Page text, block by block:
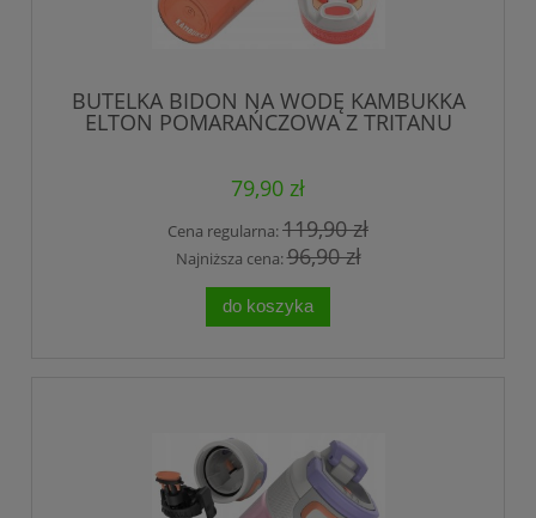
BUTELKA BIDON NA WODĘ KAMBUKKA
ELTON POMARAŃCZOWA Z TRITANU
79,90 zł
Cena regularna:119,90 zł
Najniższa cena:96,90 zł
do koszyka